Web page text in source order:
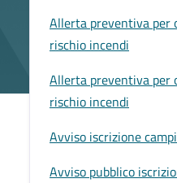
Allerta preventiva per
rischio incendi
Allerta preventiva per
rischio incendi
Avviso iscrizione
Avviso pubblico